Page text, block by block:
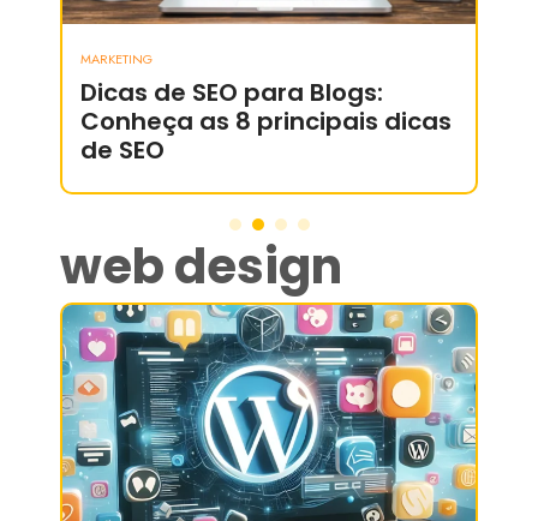
MARKETING
Dicas de SEO para Blogs:
Conheça as 8 principais dicas
de SEO
web design